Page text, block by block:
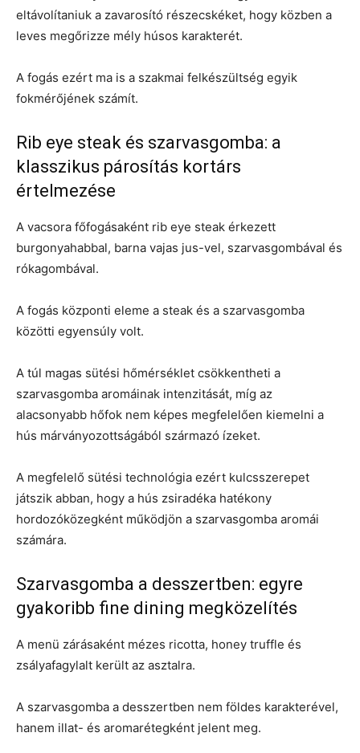
eltávolítaniuk a zavarosító részecskéket, hogy közben a
leves megőrizze mély húsos karakterét.
A fogás ezért ma is a szakmai felkészültség egyik
fokmérőjének számít.
Rib eye steak és szarvasgomba: a
klasszikus párosítás kortárs
értelmezése
A vacsora főfogásaként rib eye steak érkezett
burgonyahabbal, barna vajas jus-vel, szarvasgombával és
rókagombával.
A fogás központi eleme a steak és a szarvasgomba
közötti egyensúly volt.
A túl magas sütési hőmérséklet csökkentheti a
szarvasgomba aromáinak intenzitását, míg az
alacsonyabb hőfok nem képes megfelelően kiemelni a
hús márványozottságából származó ízeket.
A megfelelő sütési technológia ezért kulcsszerepet
játszik abban, hogy a hús zsiradéka hatékony
hordozóközegként működjön a szarvasgomba aromái
számára.
Szarvasgomba a desszertben: egyre
gyakoribb fine dining megközelítés
A menü zárásaként mézes ricotta, honey truffle és
zsályafagylalt került az asztalra.
A szarvasgomba a desszertben nem földes karakterével,
hanem illat- és aromarétegként jelent meg.